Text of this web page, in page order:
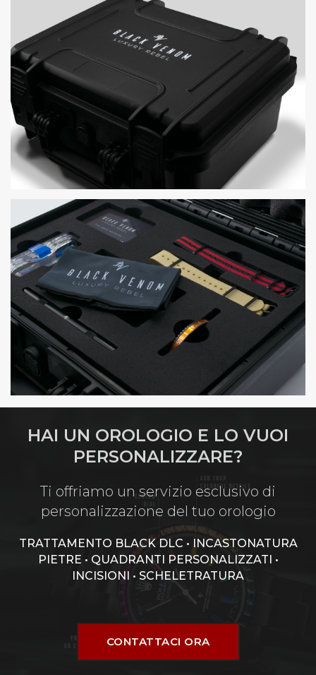
HAI UN OROLOGIO E LO VUOI
PERSONALIZZARE?
Ti offriamo un servizio esclusivo di
personalizzazione del tuo orologio
TRATTAMENTO BLACK DLC • INCASTONATURA
PIETRE • QUADRANTI PERSONALIZZATI •
INCISIONI • SCHELETRATURA
CONTATTACI ORA